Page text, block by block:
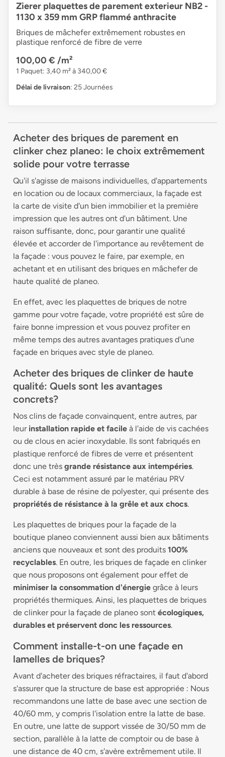
Zierer plaquettes de parement exterieur NB2 -
1130 x 359 mm GRP flammé anthracite
Briques de mâchefer extrêmement robustes en
plastique renforcé de fibre de verre
100,00 € /m²
1 Paquet: 3,40 m² à 340,00 €
Délai de livraison: 25 Journées
Acheter des briques de parement en
clinker chez planeo: le choix extrêmement
solide pour votre terrasse
Qu'il s'agisse de maisons individuelles, d'appartements
en location ou de locaux commerciaux, la façade est
la carte de visite d'un bien immobilier et la première
impression que les autres ont d'un bâtiment. Une
raison suffisante, donc, pour garantir une qualité
élevée et accorder de l'importance au revêtement de
la façade : vous pouvez le faire, par exemple, en
achetant et en utilisant des briques en mâchefer de
haute qualité de planeo.
En effet, avec les plaquettes de briques de notre
gamme pour votre façade, votre propriété est sûre de
faire bonne impression et vous pouvez profiter en
même temps des autres avantages pratiques d'une
façade en briques avec style de planeo.
Acheter des briques de clinker de haute
qualité: Quels sont les avantages
concrets?
Nos clins de façade convainquent, entre autres, par
leur installation rapide et facile à l'aide de vis cachées
ou de clous en acier inoxydable. Ils sont fabriqués en
plastique renforcé de fibres de verre et présentent
donc une très grande résistance aux intempéries.
Ceci est notamment assuré par le matériau PRV
durable à base de résine de polyester, qui présente des
propriétés de résistance à la grêle et aux chocs.
Les plaquettes de briques pour la façade de la
boutique planeo conviennent aussi bien aux bâtiments
anciens que nouveaux et sont des produits 100%
recyclables. En outre, les briques de façade en clinker
que nous proposons ont également pour effet de
minimiser la consommation d'énergie grâce à leurs
propriétés thermiques. Ainsi, les plaquettes de briques
de clinker pour la façade de planeo sont écologiques,
durables et préservent donc les ressources.
Comment installe-t-on une façade en
lamelles de briques?
Avant d'acheter des briques réfractaires, il faut d'abord
s'assurer que la structure de base est appropriée : Nous
recommandons une latte de base avec une section de
40/60 mm, y compris l'isolation entre la latte de base.
En outre, une latte de support vissée de 30/50 mm de
section, parallèle à la latte de comptoir ou de base à
une distance de 40 cm, s'avère extrêmement utile. Il